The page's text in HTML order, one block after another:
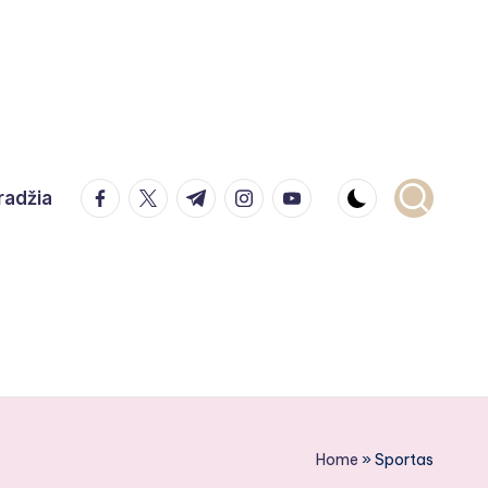
facebook.com
twitter.com
t.me instagram.com
youtube.com
Home »Sportas